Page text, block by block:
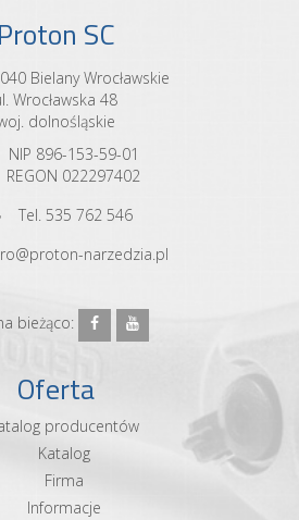
Proton SC
Bielany Wrocławskie
Wrocławska 48
dolnośląskie
NIP 896-153-59-01
REGON 022297402
Tel. 535 762 546
narzedzia.pl
bieżąco:
Oferta
producentów
Katalog
Firma
Informacje